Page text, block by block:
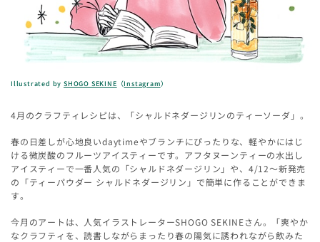
Illustrated by SHOGO SEKINE （Instagram）
4月のクラフティレシピは、「シャルドネダージリンのティーソーダ」。
春の日差しが心地良いdaytimeやブランチにぴったりな、軽やかにはじ
ける微炭酸のフルーツアイスティーです。アフタヌーンティーの水出し
アイスティーで一番人気の「シャルドネダージリン」や、4/12～新発売
の「ティーパウダー シャルドネダージリン」で簡単に作ることができま
す。
今月のアートは、人気イラストレーターSHOGO SEKINEさん。「爽やか
なクラフティを、読書しながらまったり春の陽気に誘われながら飲みた